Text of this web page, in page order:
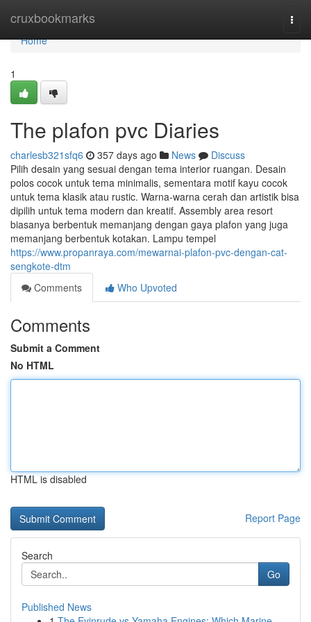
cruxbookmarks
Home
Home
1
The plafon pvc Diaries
charlesb321sfq6 357 days ago News
Discuss
Pilih desain yang sesuai dengan tema interior ruangan. Desain
polos cocok untuk tema minimalis, sementara motif kayu cocok
untuk tema klasik atau rustic. Warna-warna cerah dan artistik bisa
dipilih untuk tema modern dan kreatif. Assembly area resort
biasanya berbentuk memanjang dengan gaya plafon yang juga
memanjang berbentuk kotakan. Lampu tempel
https://www.propanraya.com/mewarnai-plafon-pvc-dengan-cat-
sengkote-dtm
Comments
Who Upvoted
Comments
Submit a Comment
No HTML
HTML is disabled
Report Page
Search
Go
Published News